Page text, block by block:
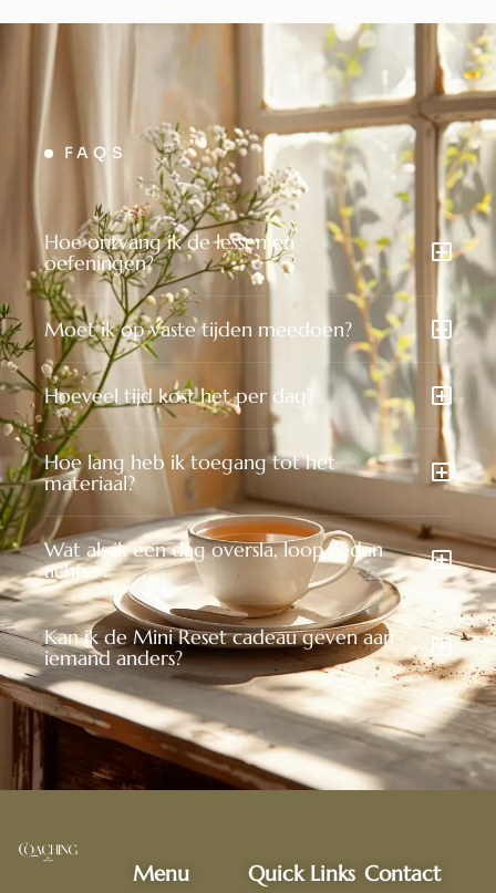
FAQS
Hoe ontvang ik de lessen en
oefeningen?
Moet ik op vaste tijden meedoen?
Hoeveel tijd kost het per dag?
Hoe lang heb ik toegang tot het
materiaal?
Wat als ik een dag oversla, loop ik dan
achter?
Kan ik de Mini Reset cadeau geven aan
iemand anders?
Menu Quick Links Contact